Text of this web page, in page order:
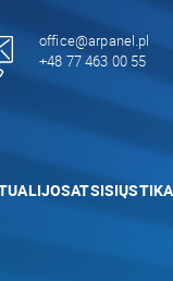
office@arpanel.pl
+48 77 463 00 55
ATSISIŲSTI